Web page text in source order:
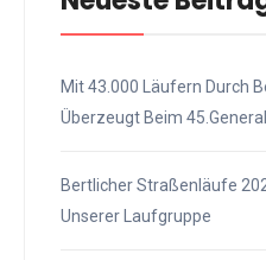
Mit 43.000 Läufern Durch
Überzeugt Beim
Bertlicher Straßenläufe
Unserer Laufgruppe